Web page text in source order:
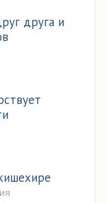
друга и